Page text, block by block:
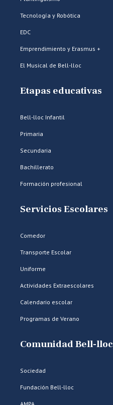
Tecnología y Robótica
EDC
Emprendimiento y Erasmus +
El Musical de Bell-lloc
Etapas educativas
Bell-lloc Infantil
Primaria
Secundaria
Bachillerato
Formación profesional
Servicios Escolares
Comedor
Transporte Escolar
Uniforme
Actividades Extraescolares
Calendario escolar
Programas de Verano
Comunidad Bell-lloc
Sociedad
Fundación Bell-lloc